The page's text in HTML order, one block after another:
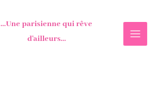
...Une parisienne qui rêve
d'ailleurs...